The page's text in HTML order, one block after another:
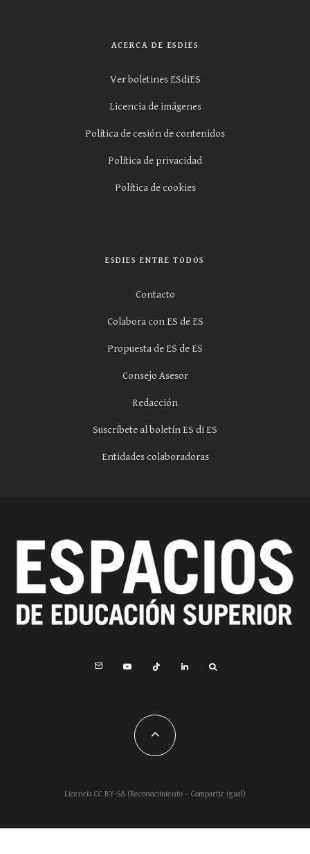
ACERCA DE ESDIES
Ver boletines ESdiES
Licencia de imágenes
Política de cesión de contenidos
Política de privacidad
Política de cookies
ESDIES ENTRE TODOS
Contacto
Colabora con ES de ES
Propuesta de ES de ES
Consejo Asesor
Redacción
Suscríbete al boletín ES di ES
Entidades colaboradoras
Licencia CC BY-SA (Reconocimiento – Compartir igual)